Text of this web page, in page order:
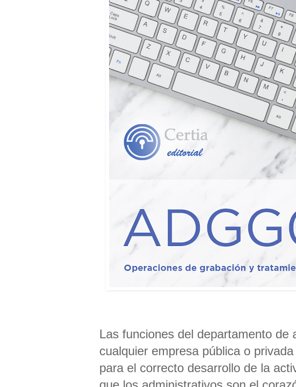
Las funciones del departamento de
cualquier empresa pública o
para el correcto desarrollo de la